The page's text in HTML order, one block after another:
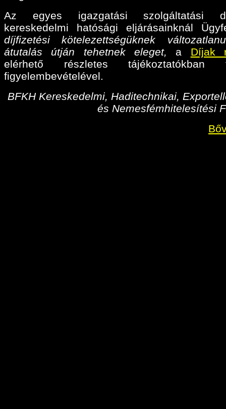
Az egyes igazgatási szolgáltatási
kereskedelmi hatósági eljárásainknál
díjfizetési kötelezettségüknek
átutalás útján tehetnek eleget, a Díjak
elérhető részletes tájékoztatókban
figyelembevételével.
BFKH Kereskedelmi, Haditechnikai,
és Nemesfémhitelesítési